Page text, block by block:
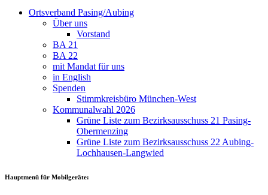
Ortsverband Pasing/Aubing
Über uns
Vorstand
BA 21
BA 22
mit Mandat für uns
in English
Spenden
Stimmkreisbüro München-West
Kommunalwahl 2026
Grüne Liste zum Bezirksausschuss 21 Pasing-
Obermenzing
Grüne Liste zum Bezirksausschuss 22 Aubing-
Lochhausen-Langwied
Hauptmenü für Mobilgeräte: